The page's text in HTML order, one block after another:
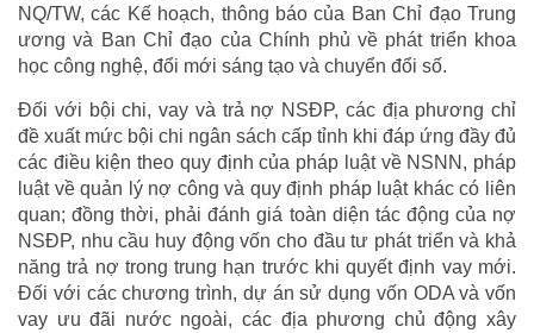
NQ/TW, các Kế hoạch, thông báo của Ban Chỉ đạo Trung
ương và Ban Chỉ đạo của Chính phủ về phát triển khoa
học công nghệ, đổi mới sáng tạo và chuyển đổi số.
Đối với bội chi, vay và trả nợ NSĐP, các địa phương chỉ
đề xuất mức bội chi ngân sách cấp tỉnh khi đáp ứng đầy đủ
các điều kiện theo quy định của pháp luật về NSNN, pháp
luật về quản lý nợ công và quy định pháp luật khác có liên
quan; đồng thời, phải đánh giá toàn diện tác động của nợ
NSĐP, nhu cầu huy động vốn cho đầu tư phát triển và khả
năng trả nợ trong trung hạn trước khi quyết định vay mới.
Đối với các chương trình, dự án sử dụng vốn ODA và vốn
vay ưu đãi nước ngoài, các địa phương chủ động xây